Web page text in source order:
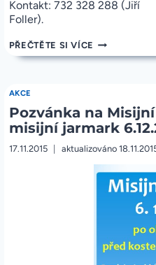
Kontakt: 732 328 288 (Jiří
Foller).
PŘEČTĚTE SI VÍCE PRODEJ
AKCE
Pozvánka na Misijní
misijní jarmark
17.11.2015 aktualizováno